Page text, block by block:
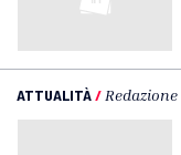
ATTUALITÀ/ Redazione